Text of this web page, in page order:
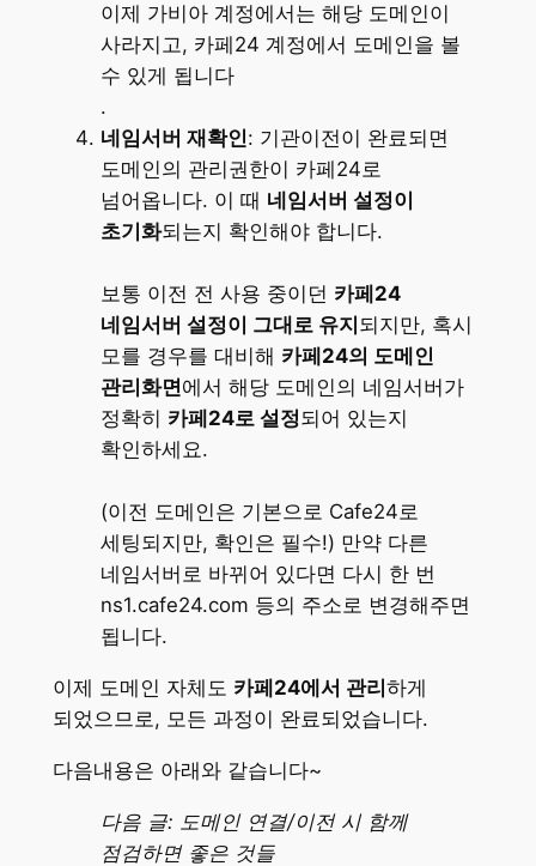
이제 가비아 계정에서는 해당 도메인이
사라지고, 카페24 계정에서 도메인을 볼
수 있게 됩니다​
.
네임서버 재확인: 기관이전이 완료되면
도메인의 관리권한이 카페24로
넘어옵니다. 이 때 네임서버 설정이
초기화되는지 확인해야 합니다.
보통 이전 전 사용 중이던 카페24
네임서버 설정이 그대로 유지 되지만, 혹시
모를 경우를 대비해 카페24의 도메인
관리화면에서 해당 도메인의 네임서버가
정확히 카페24로 설정되어 있는지
확인하세요.
(이전 도메인은 기본으로 Cafe24로
세팅되지만, 확인은 필수!) 만약 다른
네임서버로 바뀌어 있다면 다시 한 번
ns1.cafe24.com 등의 주소로 변경해주면
됩니다.
이제 도메인 자체도 카페24에서 관리하게
되었으므로, 모든 과정이 완료되었습니다.
다음내용은 아래와 같습니다~
다음 글: 도메인 연결/이전 시 함께
점검하면 좋은 것들